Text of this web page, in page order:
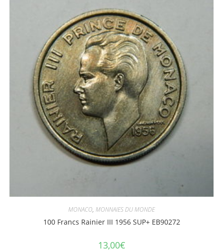
MONACO, MONNAIES DU MONDE
100 Francs Rainier III 1956 SUP+ EB90272
13,00€